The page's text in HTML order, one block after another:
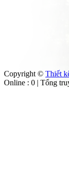
Copyright © Thiết
Online : 0 | Tổng